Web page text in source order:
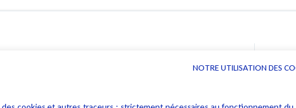
NOTRE UTILISATION DES